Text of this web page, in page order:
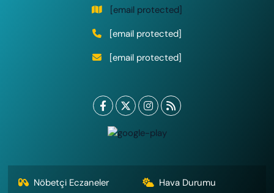
[email protected]
[email protected]
[email protected]
Nöbetçi Eczaneler Hava Durumu